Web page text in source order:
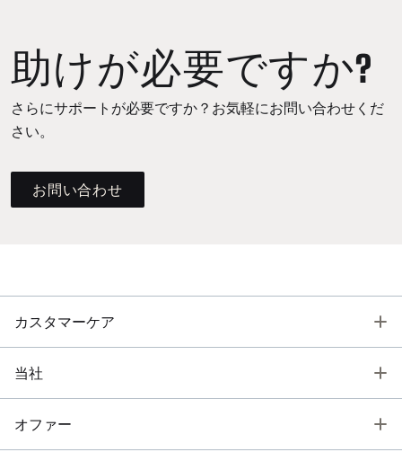
助けが必要ですか?
さらにサポートが必要ですか？お気軽にお問い合わせくだ
さい。
お問い合わせ
カスタマーケア
当社
オファー